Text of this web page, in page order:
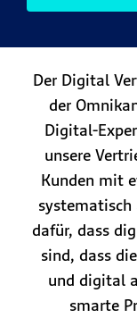
Der Digital
der
Digital-
unsere
Kunden mit
systematisch
dafür, dass
sind, dass
und digital
smarte